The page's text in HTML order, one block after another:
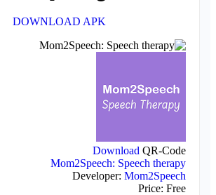
DOWNLOAD APK
Download QR-Code
Mom2Speech: Speech therapy
Developer:Mom2Speech
Price:Free